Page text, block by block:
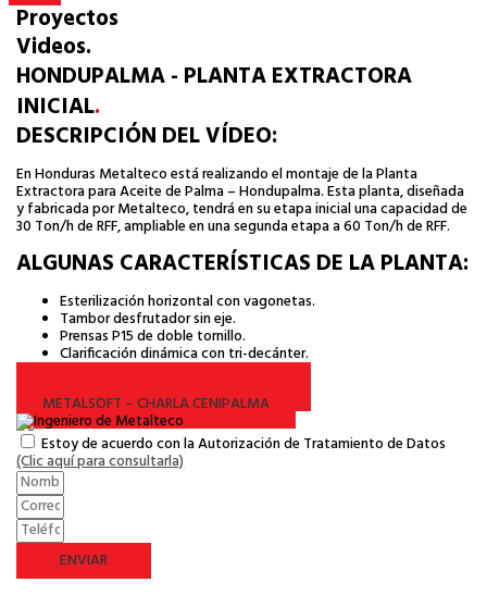
Proyectos
Videos.
HONDUPALMA - PLANTA EXTRACTORA
INICIAL.
DESCRIPCIÓN DEL VÍDEO:
En Honduras Metalteco está realizando el montaje de la Planta
Extractora para Aceite de Palma – Hondupalma. Esta planta, diseñada
y fabricada por Metalteco, tendrá en su etapa inicial una capacidad de
30 Ton/h de RFF, ampliable en una segunda etapa a 60 Ton/h de RFF.
ALGUNAS CARACTERÍSTICAS DE LA PLANTA:
Esterilización horizontal con vagonetas.
Tambor desfrutador sin eje.
Prensas P15 de doble tornillo.
Clarificación dinámica con tri-decánter.
METALSOFT – CHARLA CENIPALMA
Estoy de acuerdo con la Autorización de Tratamiento de Datos
(Clic aquí para consultarla)
ENVIAR